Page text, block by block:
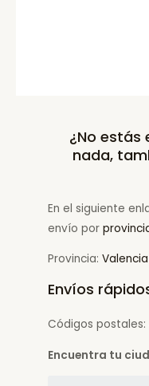
¿No estás
nada,
En el siguiente
envío por
Provincia: Valencia
Envíos
Códigos
Encuentra tu